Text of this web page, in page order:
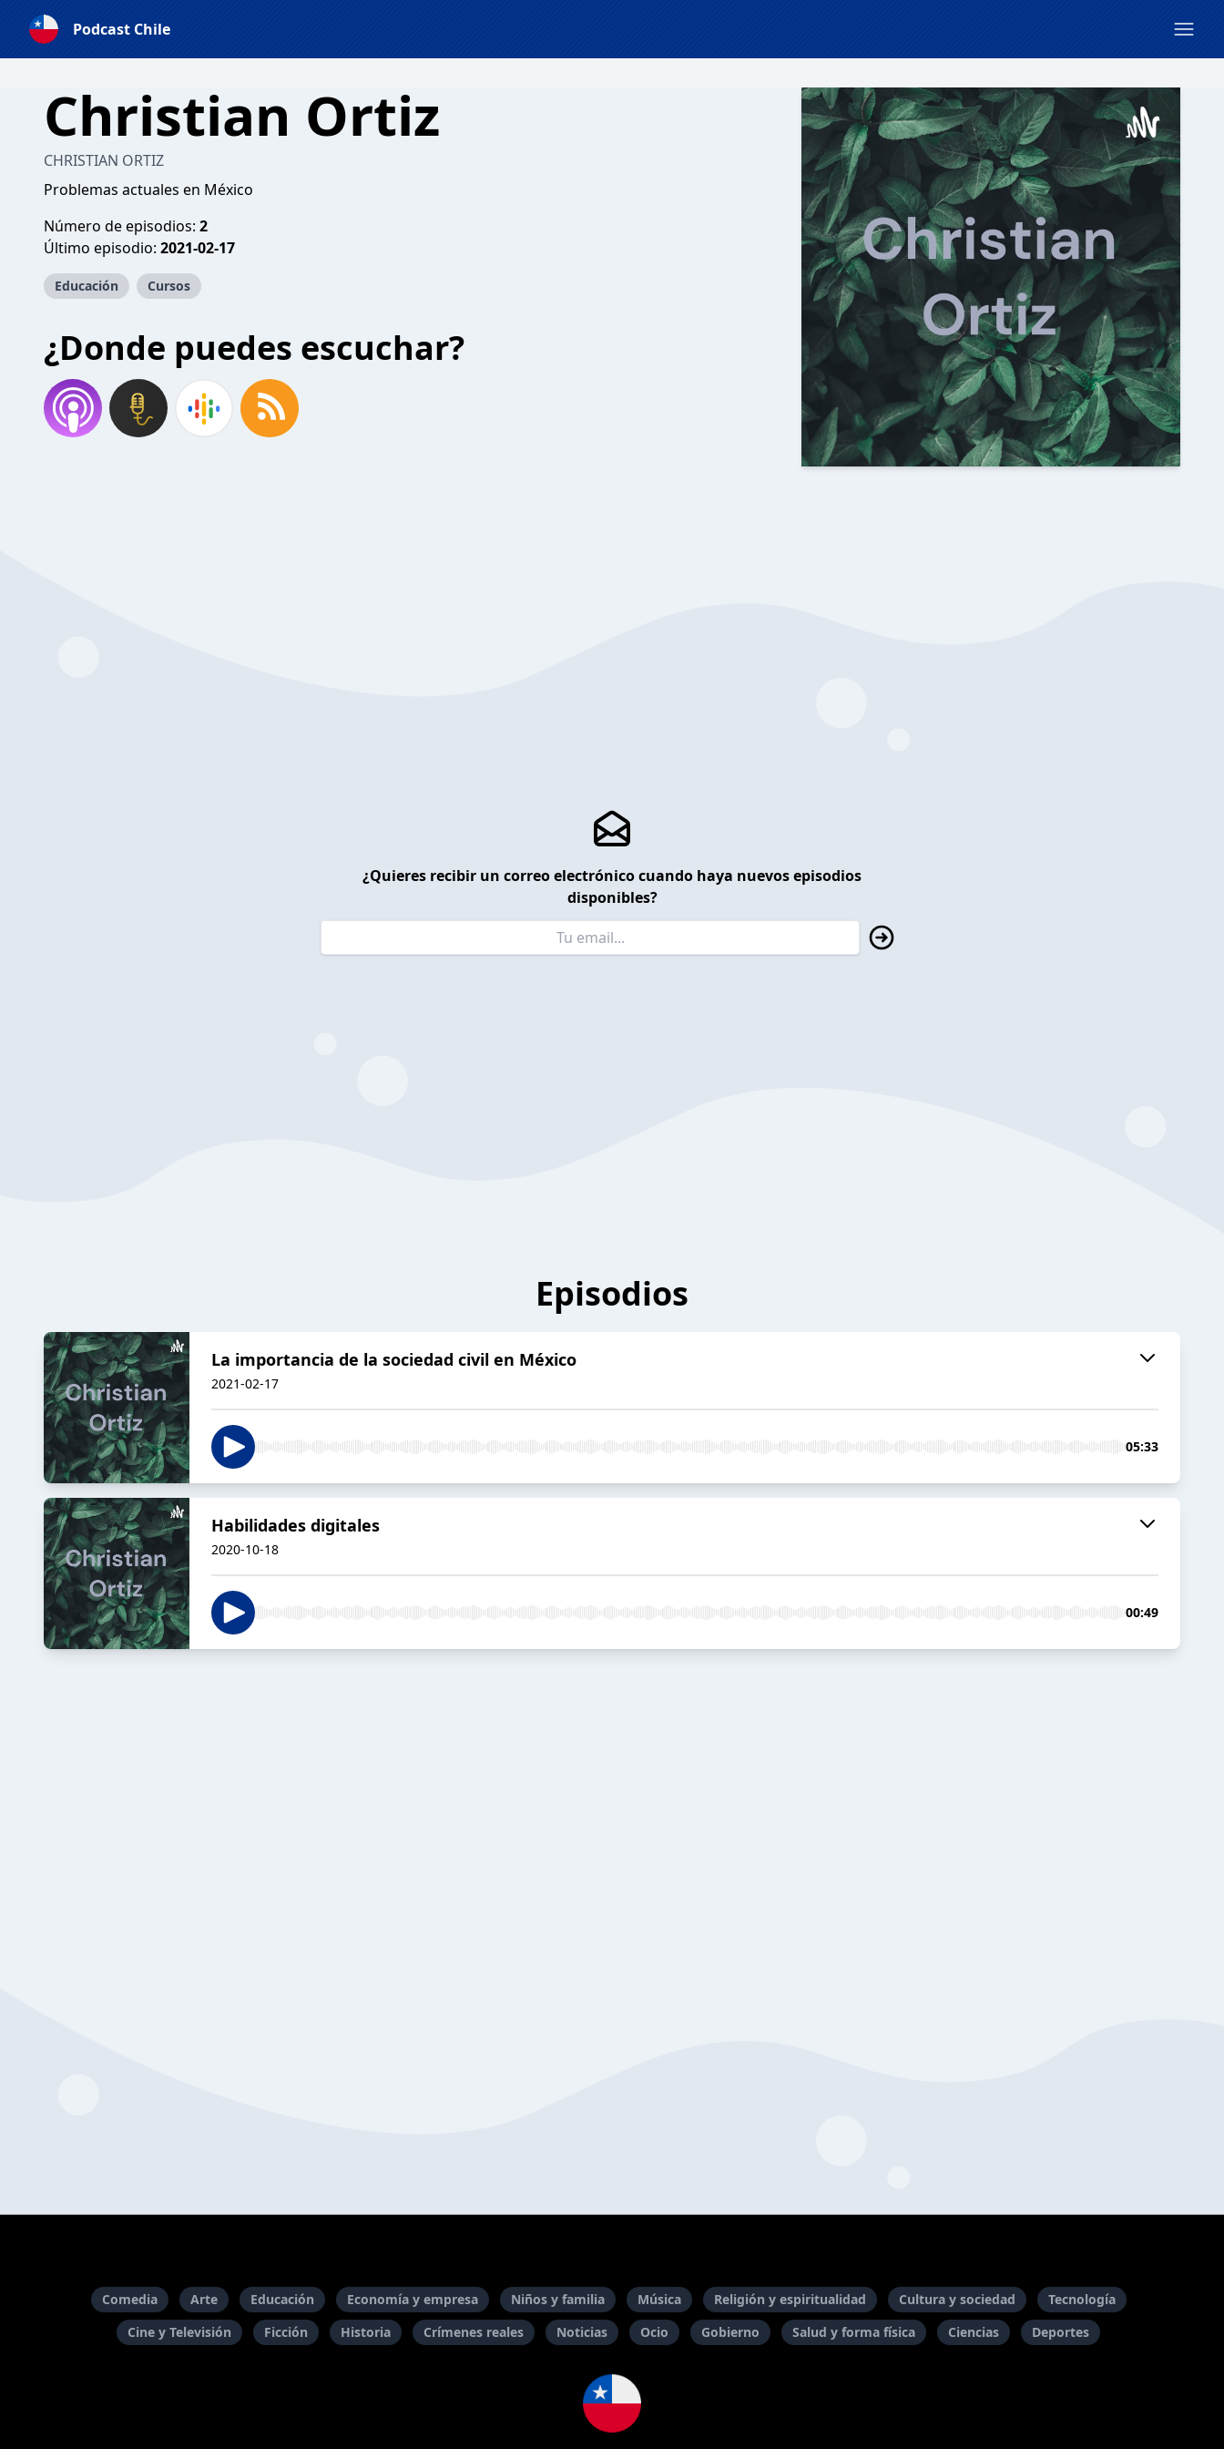
Podcast Chile
Christian Ortiz
CHRISTIAN ORTIZ
Problemas actuales en México
Número de episodios: 2
Último episodio: 2021-02-17
Educación Cursos
¿Donde puedes escuchar?
¿Quieres recibir un correo electrónico cuando haya nuevos episodios
disponibles?
Episodios
La importancia de la sociedad civil en México
2021-02-17
05:33
Habilidades digitales
2020-10-18
00:49
Comedia Arte Educación Economía y empresa Niños y familia Música Religión y espiritualidad Cultura y sociedad
Tecnología
Cine y Televisión
Ficción Historia Crímenes reales Noticias Ocio Gobierno Salud y forma física Ciencias Deportes